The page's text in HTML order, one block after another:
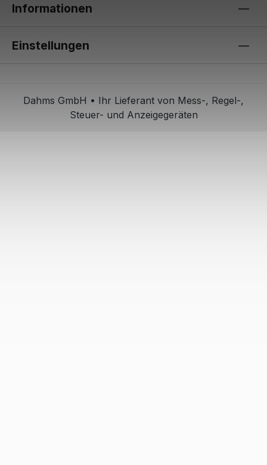
Informationen
Einstellungen
Dahms GmbH • Ihr Lieferant von Mess-, Regel-,
Steuer- und Anzeigegeräten